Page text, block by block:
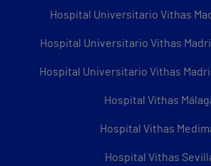
Hospital Universitario Vithas
Hospital Universitario Vithas
Hospital Universitario Vithas
Hospital Vithas
Hospital Vithas
Hospital Vithas